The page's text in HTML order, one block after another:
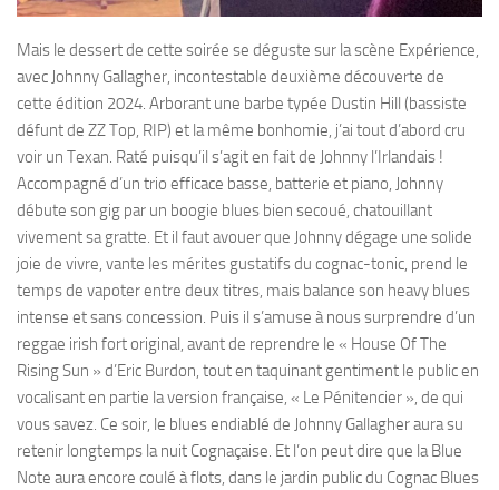
Mais le dessert de cette soirée se déguste sur la scène Expérience,
avec Johnny Gallagher, incontestable deuxième découverte de
cette édition 2024. Arborant une barbe typée Dustin Hill (bassiste
défunt de ZZ Top, RIP) et la même bonhomie, j’ai tout d’abord cru
voir un Texan. Raté puisqu’il s’agit en fait de Johnny l’Irlandais !
Accompagné d’un trio efficace basse, batterie et piano, Johnny
débute son gig par un boogie blues bien secoué, chatouillant
vivement sa gratte. Et il faut avouer que Johnny dégage une solide
joie de vivre, vante les mérites gustatifs du cognac-tonic, prend le
temps de vapoter entre deux titres, mais balance son heavy blues
intense et sans concession. Puis il s’amuse à nous surprendre d’un
reggae irish fort original, avant de reprendre le « House Of The
Rising Sun » d’Eric Burdon, tout en taquinant gentiment le public en
vocalisant en partie la version française, « Le Pénitencier », de qui
vous savez. Ce soir, le blues endiablé de Johnny Gallagher aura su
retenir longtemps la nuit Cognaçaise. Et l’on peut dire que la Blue
Note aura encore coulé à flots, dans le jardin public du Cognac Blues